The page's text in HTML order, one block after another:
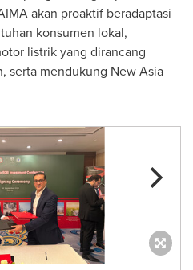
akan proaktif beradaptasi
konsumen lokal,
listrik yang dirancang
, serta mendukung New Asia